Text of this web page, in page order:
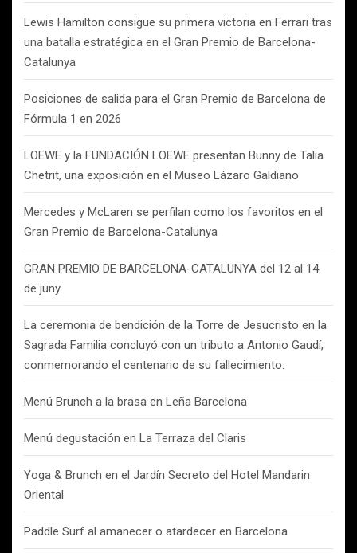
Lewis Hamilton consigue su primera victoria en Ferrari tras
una batalla estratégica en el Gran Premio de Barcelona-
Catalunya
Posiciones de salida para el Gran Premio de Barcelona de
Fórmula 1 en 2026
LOEWE y la FUNDACIÓN LOEWE presentan Bunny de Talia
Chetrit, una exposición en el Museo Lázaro Galdiano
Mercedes y McLaren se perfilan como los favoritos en el
Gran Premio de Barcelona-Catalunya
GRAN PREMIO DE BARCELONA-CATALUNYA del 12 al 14
de juny
La ceremonia de bendición de la Torre de Jesucristo en la
Sagrada Familia concluyó con un tributo a Antonio Gaudí,
conmemorando el centenario de su fallecimiento.
Menú Brunch a la brasa en Leña Barcelona
Menú degustación en La Terraza del Claris
Yoga & Brunch en el Jardín Secreto del Hotel Mandarin
Oriental
Paddle Surf al amanecer o atardecer en Barcelona